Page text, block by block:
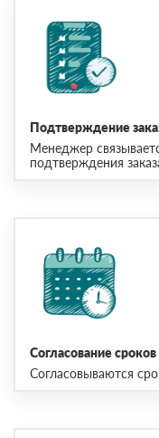
Подтверждение
Менеджер
подтверждения
Согласование сроков
Согласовываются